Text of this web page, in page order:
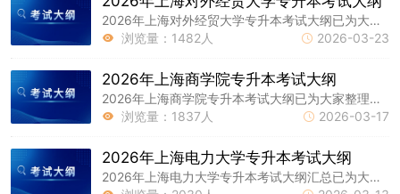
2026年上海对外经贸大学专升本考试大纲已为大家整理好，以下就是上海专升本网为大家整理的相关内容，祝各位同学备考顺利!
 浏览量：1482人  2026-03-23
2026年上海商学院专升本考试大纲
2026年上海商学院专升本考试大纲​已为大家整理好，以下就是上海专升本网为大家整理的相关内容，祝各位同学备考顺利!
 浏览量：1837人  2026-03-17
2026年上海电力大学专升本考试大纲
2026年上海电力大学专升本考试大纲汇总已为大家整理好，上海专升本资讯网持续为大家更新上海统招专升本报名及考试最新资讯，请大家接着往下看吧!